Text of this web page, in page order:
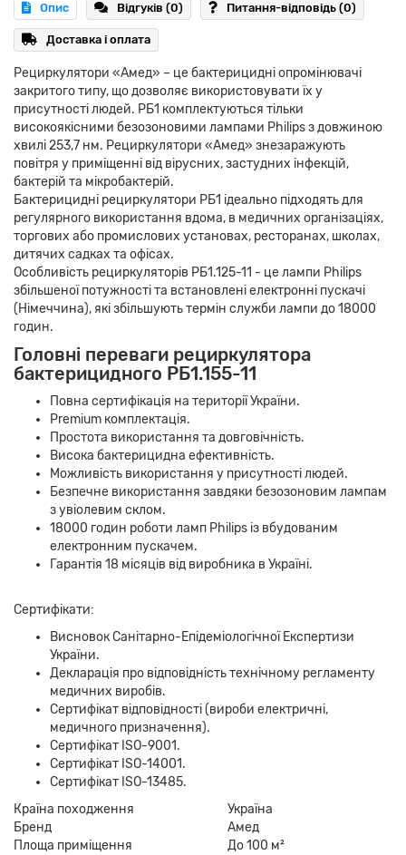
Опис Відгуків (0) Питання-відповідь (0)
Доставка і оплата
Рециркулятори «Амед» – це бактерицидні опромінювачі
закритого типу, що дозволяє використовувати їх у
присутності людей. РБ1 комплектуються тільки
високоякісними безозоновими лампами Philips з довжиною
хвилі 253,7 нм. Рециркулятори «Амед» знезаражують
повітря у приміщенні від вірусних, застудних інфекцій,
бактерій та мікробактерій.
Бактерицидні рециркулятори РБ1 ідеально підходять для
регулярного використання вдома, в медичних організаціях,
торгових або промислових установах, ресторанах, школах,
дитячих садках та офісах.
Особливість рециркуляторів РБ1.125-11 - це лампи Philips
збільшеної потужності та встановлені електронні пускачі
(Німеччина), які збільшують термін служби лампи до 18000
годин.
Головні переваги рециркулятора
бактерицидного РБ1.155-11
Повна сертифікація на території України.
Premium комплектація.
Простота використання та довговічність.
Висока бактерицидна ефективність.
Можливість використання у присутності людей.
Безпечне використання завдяки безозоновим лампам
з увіолевим склом.
18000 годин роботи ламп Philips із вбудованим
електронним пускачем.
Гарантія 18 місяців від виробника в Україні.
Сертифікати:
Висновок Санітарно-Епідеміологічної Експертизи
України.
Декларація про відповідність технічному регламенту
медичних виробів.
Сертифікат відповідності (вироби електричні,
медичного призначення).
Сертифікат ISO-9001.
Сертифікат ISO-14001.
Сертифікат ISO-13485.
Країна походження
Україна
Бренд
Амед
Площа приміщення
До 100 м²